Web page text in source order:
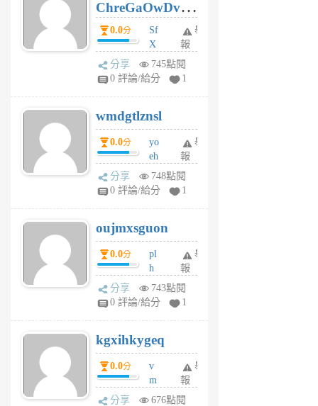
月
前
ChreGaOwDv
dY0.0分
Sf
X
Pe
Jc
R
P
m
v
A
V
個
月
前
舉
報
分享
745點閱
0 評論/給分
1
wmdgtlznsl
0.0分
yo
eh
ld
gy
個
月
前
舉
報
分享
748點閱
0 評論/給分
1
oujmxsguon
0.0分
pl
h
wi
w
6
個
月
前
舉
報
分享
743點閱
0 評論/給分
1
kgxihkygeq
0.0分
v
m
sg
舉
報
分享
676點閱